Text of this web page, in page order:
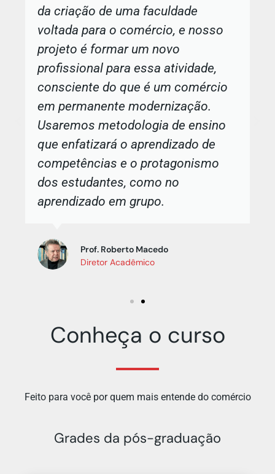
da criação de uma faculdade
voltada para o comércio, e nosso
projeto é formar um novo
profissional para essa atividade,
consciente do que é um comércio
em permanente modernização.
Usaremos metodologia de ensino
que enfatizará o aprendizado de
competências e o protagonismo
dos estudantes, como no
aprendizado em grupo.
Prof. Roberto Macedo
Diretor Acadêmico
Conheça o curso
Feito para você por quem mais entende do comércio
Grades da pós-graduação